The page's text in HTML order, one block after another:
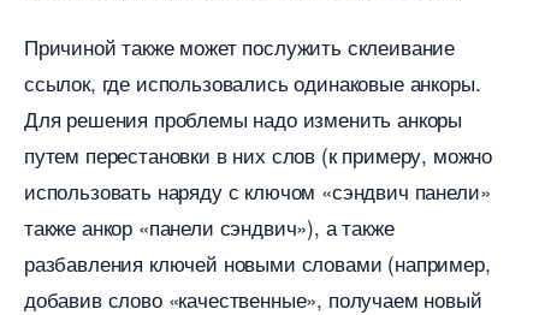
Причиной также может послужить склеивание
ссылок, где использовались одинаковые анкоры.
Для решения проблемы надо изменить анкоры
путем перестановки в них слов (к примеру, можно
использовать наряду с ключом «сэндвич панели»
также анкор «панели сэндвич»), а также
разбавления ключей новыми словами (например,
добавив слово «качественные», получаем новый